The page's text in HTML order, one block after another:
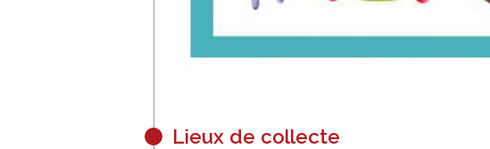
Lieux de collecte